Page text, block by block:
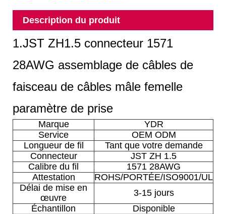
Description du produit
1.JST ZH1.5 connecteur 1571
28AWG assemblage de câbles de
faisceau de câbles mâle femelle
paramètre de prise
Marque
YDR
Service
OEM ODM
Longueur de fil
Tant que votre demande
Connecteur
JST ZH 1.5
Calibre du fil
1571 28AWG
Attestation
ROHS/PORTÉE/ISO9001/UL
Délai de mise en
œuvre
3-15 jours
Échantillon
Disponible